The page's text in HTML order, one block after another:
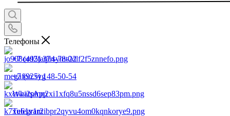
Телефоны
+7 (495) 374-78-22
+7 (925) 148-50-54
WhatsApp
Telegram